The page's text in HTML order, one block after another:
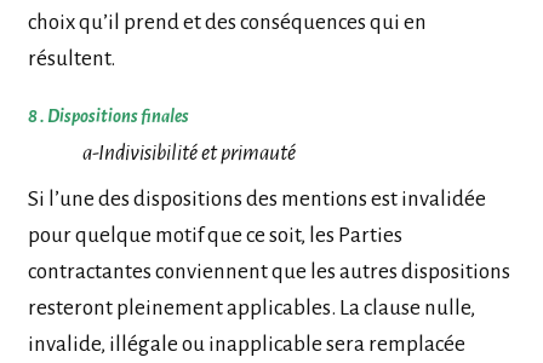
choix qu’il prend et des conséquences qui en
résultent.
8 . Dispositions finales
a-Indivisibilité et primauté
Si l’une des dispositions des mentions est invalidée
pour quelque motif que ce soit, les Parties
contractantes conviennent que les autres dispositions
resteront pleinement applicables. La clause nulle,
invalide, illégale ou inapplicable sera remplacée